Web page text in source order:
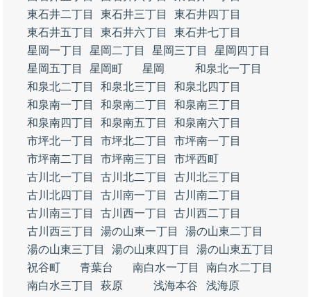
東石井二丁目
東石井三丁目
東石井四丁目
東石井五丁目
東石井六丁目
東石井七丁目
星岡一丁目
星岡二丁目 星岡三丁目
星岡四丁目
星岡五丁目
星岡町 星岡
和泉北一丁目
和泉北二丁目
和泉北三丁目
和泉北四丁目
和泉南一丁目
和泉南二丁目
和泉南三丁目
和泉南四丁目
和泉南五丁目
和泉南六丁目
市坪北一丁目
市坪北二丁目
市坪南一丁目
市坪南二丁目
市坪南三丁目
市坪西町
古川北一丁目
古川北二丁目
古川北三丁目
古川北四丁目
古川南一丁目
古川南二丁目
古川南三丁目
古川西一丁目
古川西二丁目
古川西三丁目
湯の山東一丁目
湯の山東二丁目
湯の山東三丁目
湯の山東四丁目
湯の山東五丁目
祝谷町
青葉台 南白水一丁目
南白水二丁目
南白水三丁目
萩原 浅海本谷
浅海原